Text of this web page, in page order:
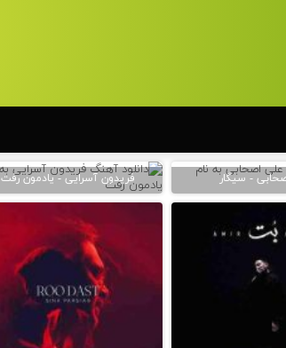
- سیگار
فریدون آسرایی - یادمون رفت